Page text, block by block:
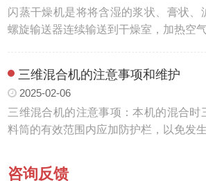
闪蒸干燥机是将将含湿的浆状、膏状、
螺旋输送器连续输送到干燥室，加热空
三维混合机的注意事项和维护
2025-02-06
三维混合机的注意事项：本机的混合时
料筒的有效范围内应加防护栏，以免发
咨询反馈